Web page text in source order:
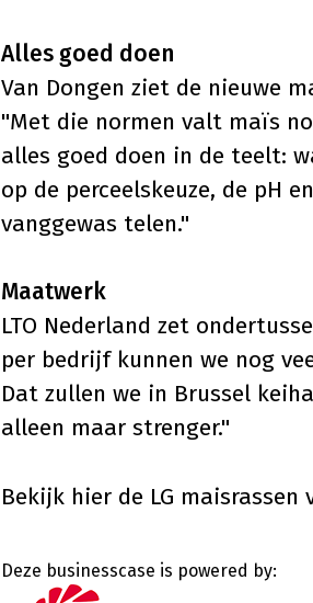
Alles goed doen
Van Dongen ziet de nieuwe
"Met die normen valt maïs
alles goed doen in de teelt:
op de perceelskeuze, de pH
vanggewas telen."
Maatwerk
LTO Nederland zet
per bedrijf kunnen we nog
Dat zullen we in Brussel
alleen maar strenger."
Bekijk hier de LG maisrassen
Deze businesscase is powered by: